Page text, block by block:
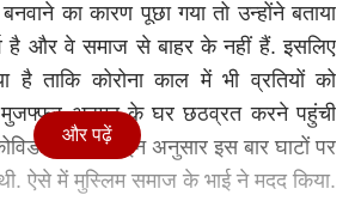
का कारण पूछा गया तो उन्होंने बताया
है और वे समाज से बाहर के नहीं हैं. इसलिए
है ताकि कोरोना काल में भी व्रतियों को
मुजफ्फर अहमद के घर छठव्रत करने पहुंची
के गाइडलाइन अनुसार इस बार घाटों पर
ऐसे में मुस्लिम समाज के भाई ने मदद किया.
और पढ़ें